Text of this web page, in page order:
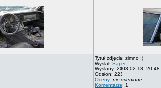
Tytuł zdjęcia: zimno :)
Wysłał: Saper
Wysłany: 2008-02-18, 20:48
Odsłon: 223
Oceny: nie ocenione
Komentarze: 1